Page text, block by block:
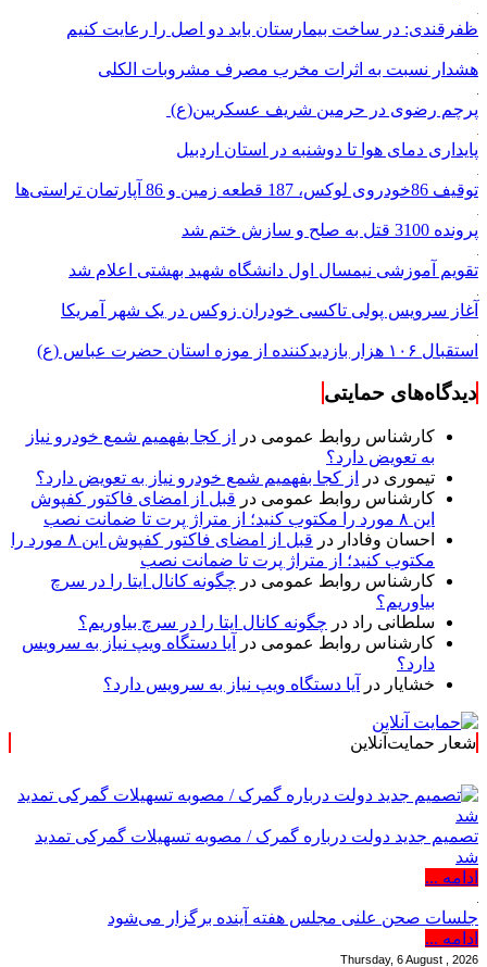
ظفرقندی: در ساخت بیمارستان باید دو اصل را رعایت کنیم
هشدار نسبت به اثرات مخرب مصرف مشروبات الکلی
پرچم رضوی در حرمین شریف عسکریین(ع)
پایداری دمای هوا تا دوشنبه در استان اردبیل
توقیف 86خودروی لوکس، 187 قطعه زمین و 86 آپارتمان تراستی‌ها
پرونده 3100 قتل به صلح و سازش ختم شد
تقویم آموزشی نیمسال اول دانشگاه شهید بهشتی اعلام شد
آغاز سرویس پولی تاکسی خودران زوکس در یک شهر آمریکا
استقبال ۱۰۶ هزار بازدیدکننده از موزه استان حضرت عباس (ع)
دیدگاه‌های حمایتی
کارشناس روابط عمومی در
از کجا بفهمیم شمع خودرو نیاز
به تعویض دارد؟
تیموری در
از کجا بفهمیم شمع خودرو نیاز به تعویض دارد؟
کارشناس روابط عمومی در قبل از امضای فاکتور کفپوش
این ۸ مورد را مکتوب کنید؛ از متراژ پرت تا ضمانت نصب
احسان وفادار در
قبل از امضای فاکتور کفپوش این ۸ مورد را
مکتوب کنید؛ از متراژ پرت تا ضمانت نصب
کارشناس روابط عمومی در چگونه کانال ایتا را در سرچ
بیاوریم؟
سلطانی راد در چگونه کانال ایتا را در سرچ بیاوریم؟
کارشناس روابط عمومی در
آیا دستگاه ویپ نیاز به سرویس
دارد؟
خشایار در آیا دستگاه ویپ نیاز به سرویس دارد؟
شعار حمایت‌آنلاین
تصمیم جدید دولت درباره گمرک / مصوبه تسهیلات گمرکی تمدید
شد
ادامه ...
جلسات صحن علنی مجلس هفته آینده برگزار می‌شود
ادامه ...
Thursday, 6 August , 2026